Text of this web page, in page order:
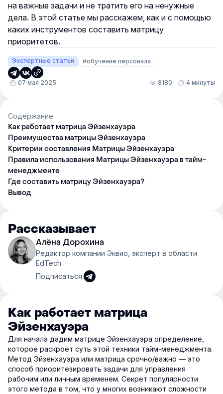
на важные задачи и не тратить его на ненужные
дела. В этой статье мы расскажем, как и с помощью
каких инструментов составить матрицу
приоритетов.
Экспертные статьи #обучение персонала
07 мая 2025 8180 4 минуты
Содержание
Как работает матрица Эйзенхауэра
Преимущества матрицы Эйзенхауэра
Критерии составления Матрицы Эйзенхауэра
Правила использования Матрицы Эйзенхауэра в тайм-
менеджменте
Где составить матрицу Эйзенхауэра?
Вывод
Рассказывает
Алёна Дорохина
Редактор компании Эквио, эксперт в области
EdTech
Подписаться:
Как работает матрица
Эйзенхауэра
Для начала дадим матрице Эйзенхауэра определение,
которое раскроет суть этой техники тайм-менеджмента.
Метод Эйзенхауэра или матрица срочно/важно — это
способ приоритезировать задачи для управления
рабочим или личным временем. Секрет популярности
этого метода в том, что у многих возникают сложности